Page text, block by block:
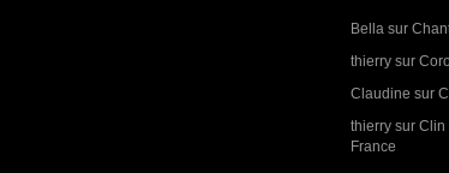
Bella sur
thierry sur
Claudine sur
thierry sur Clin
France